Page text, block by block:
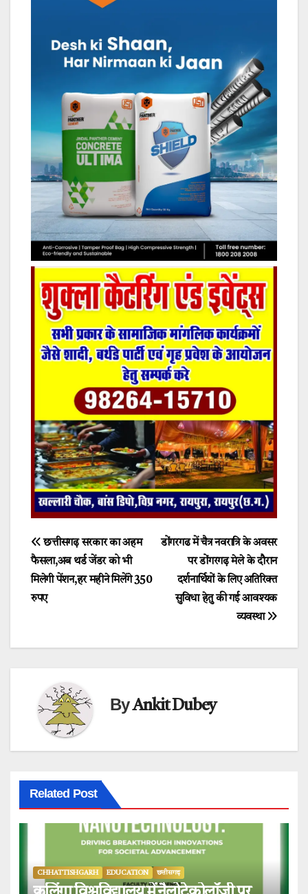
Post
navigation
डोंगरगढ में चैत्र नवरात्रि के अवसर
पर डोंगरगढ़ मेले के दौरान
दर्शनार्थियों के लिए अतिरिक्त
सुविधा हेतु की गई आवश्यक
व्यवस्था
छत्तीसगढ़ सरकार का अहम
फैसला,अब थर्ड जेंडर को भी
मिलेगी पेंशन,हर महीने मिलेंगे 350
रुपए
ByAnkit Dubey
Related Post
CHHATTISHGARH EDUCATION छत्तीसगढ़